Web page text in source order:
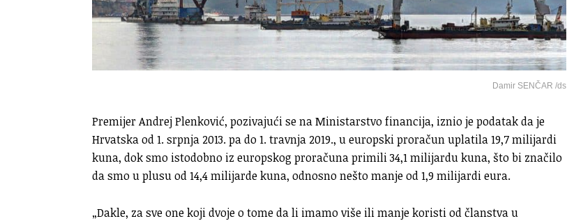
Damir SENČAR /ds
Premijer Andrej Plenković, pozivajući se na Ministarstvo financija, iznio je podatak da je
Hrvatska od 1. srpnja 2013. pa do 1. travnja 2019., u europski proračun uplatila 19,7 milijardi
kuna, dok smo istodobno iz europskog proračuna primili 34,1 milijardu kuna, što bi značilo
da smo u plusu od 14,4 milijarde kuna, odnosno nešto manje od 1,9 milijardi eura.
„Dakle, za sve one koji dvoje o tome da li imamo više ili manje koristi od članstva u